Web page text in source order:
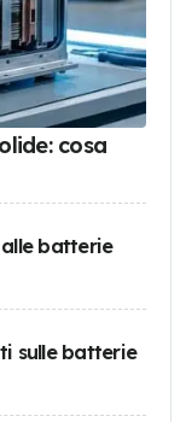
cosa
batterie
sulle batterie